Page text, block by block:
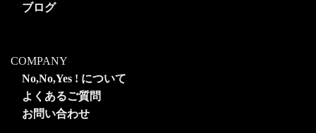
ブログ
COMPANY
No,No,Yes ! について
よくあるご質問
お問い合わせ